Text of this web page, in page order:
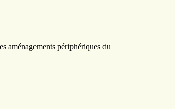
aménagements périphériques du